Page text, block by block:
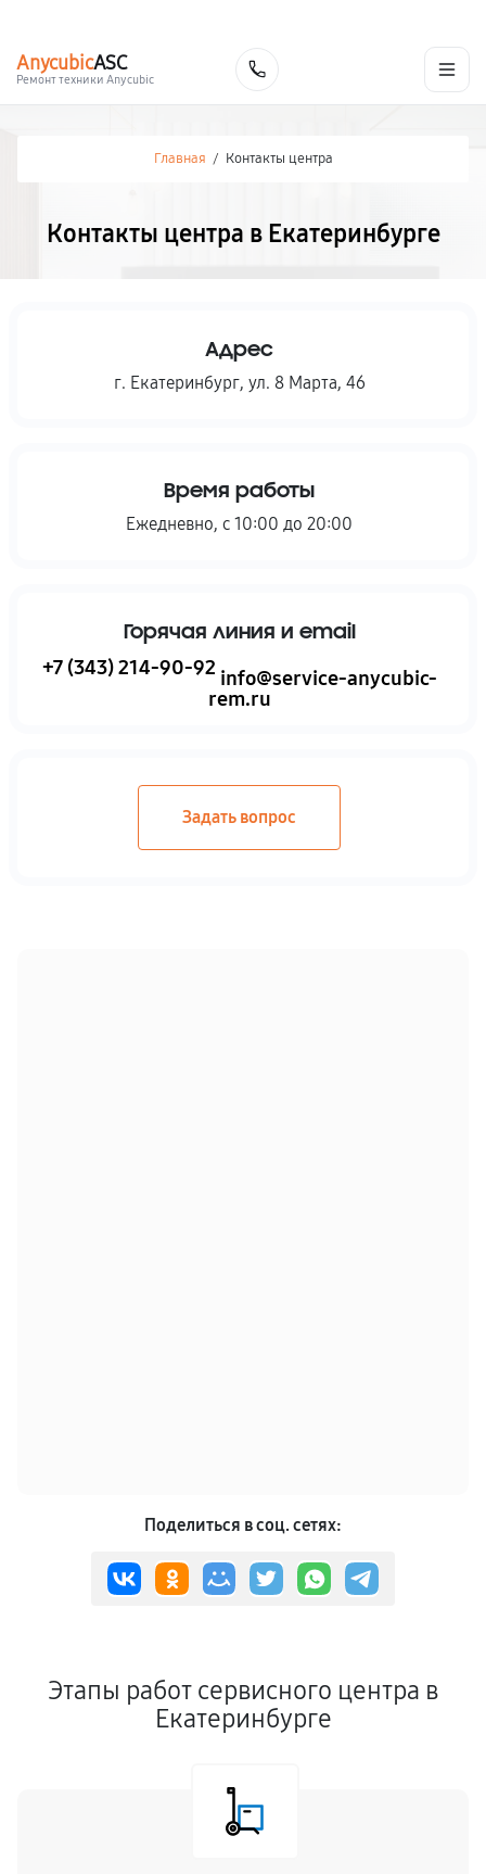
AnycubicASC
Ремонт техники Anycubic
Главная / Контакты центра
Контакты центра в Екатеринбурге
Адрес
г. Екатеринбург, ул. 8 Марта, 46
Время работы
Ежедневно, с 10:00 до 20:00
Горячая линия и email
+7 (343) 214-90-92 info@service-anycubic-
rem.ru
Задать вопрос
Поделиться в соц. сетях:
Этапы работ сервисного центра в
Екатеринбурге